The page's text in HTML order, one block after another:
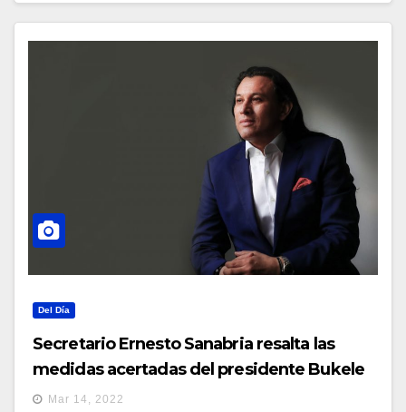
Del Día
Secretario Ernesto Sanabria resalta las
medidas acertadas del presidente Bukele
ante la pandemia e inflación
Mar 14, 2022